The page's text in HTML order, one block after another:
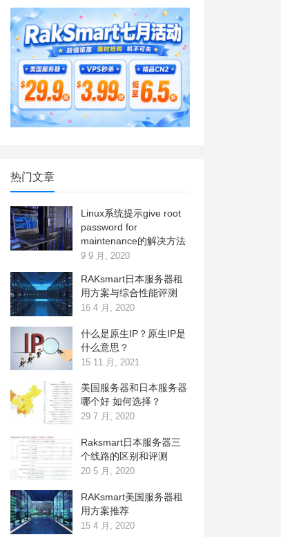
热门文章
Linux系统提示give root
password for
maintenance的解决方法
9 9 月, 2020
RAKsmart日本服务器租
用方案与综合性能评测
16 4 月, 2020
什么是原生IP？原生IP是
什么意思？
15 11 月, 2021
美国服务器和日本服务器
哪个好 如何选择？
29 7 月, 2020
Raksmart日本服务器三
个线路的区别和评测
20 5 月, 2020
RAKsmart美国服务器租
用方案推荐
15 4 月, 2020